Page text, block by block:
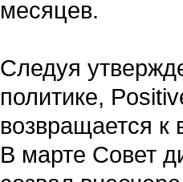
месяцев.
Следуя
политике,
возвращается к
В марте Совет